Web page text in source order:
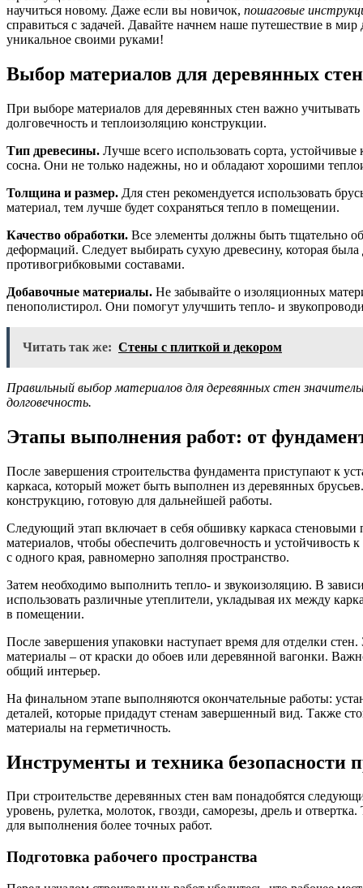
научиться новому. Даже если вы новичок, пошаговые
справиться с задачей. Давайте начнем наше путешествие в мир
уникальное своими руками!
Выбор материалов для деревянных
При выборе материалов для деревянных стен важно
долговечность и теплоизоляцию конструкции.
Тип древесины. Лучше всего использовать сорта,
сосна. Они не только надежны, но и обладают хорошими
Толщина и размер. Для стен рекомендуется использовать
материал, тем лучше будет сохраняться тепло в помещении.
Качество обработки. Все элементы должны быть тщательно
деформаций. Следует выбирать сухую древесину, которая
противогрибковыми составами.
Добавочные материалы. Не забывайте о изоляционных
пенополистирол. Они помогут улучшить тепло- и
Читать так же: Стены с плиткой и декором
Правильный выбор материалов для деревянных стен
долговечность.
Этапы выполнения работ: от
После завершения строительства фундамента приступают к
каркаса, который может быть выполнен из деревянных
конструкцию, готовую для дальнейшей работы.
Следующий этап включает в себя обшивку каркаса стеновыми
материалов, чтобы обеспечить долговечность и
с одного края, равномерно заполняя пространство.
Затем необходимо выполнить тепло- и звукоизоляцию. В
использовать различные утеплители, укладывая их между
в помещении.
После завершения упаковки наступает время для отделки
материалы – от краски до обоев или деревянной вагонки.
общий интерьер.
На финальном этапе выполняются окончательные работы:
деталей, которые придадут стенам завершенный вид. Также
материалы на герметичность.
Инструменты и техника безопасности
При строительстве деревянных стен вам понадобятся
уровень, рулетка, молоток, гвозди, саморезы, дрель и
для выполнения более точных работ.
Подготовка рабочего пространства